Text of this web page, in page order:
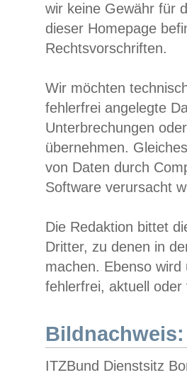
wir keine Gewähr für
dieser Homepage
Rechtsvorschriften.
Wir möchten
fehlerfrei angelegte
Unterbrechungen
übernehmen.
von Daten durch
Software verursacht
Die Redaktion bittet
Dritter, zu denen in
machen. Ebenso
fehlerfrei, aktuell oder
Bildnachweis:
ITZBund Dienstsitz